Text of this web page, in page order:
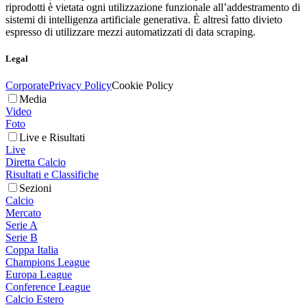
riprodotti è vietata ogni utilizzazione funzionale all’addestramento di
sistemi di intelligenza artificiale generativa. È altresì fatto divieto
espresso di utilizzare mezzi automatizzati di data scraping.
Legal
CorporatePrivacy PolicyCookie Policy
Media
Video
Foto
Live e Risultati
Live
Diretta Calcio
Risultati e Classifiche
Sezioni
Calcio
Mercato
Serie A
Serie B
Coppa Italia
Champions League
Europa League
Conference League
Calcio Estero